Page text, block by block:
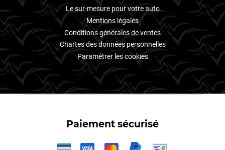
Le sur-mesure pour votre auto
Mentions légales
Conditions générales de ventes
Chartes des données personnelles
Paramétrer les cookies
Paiement sécurisé